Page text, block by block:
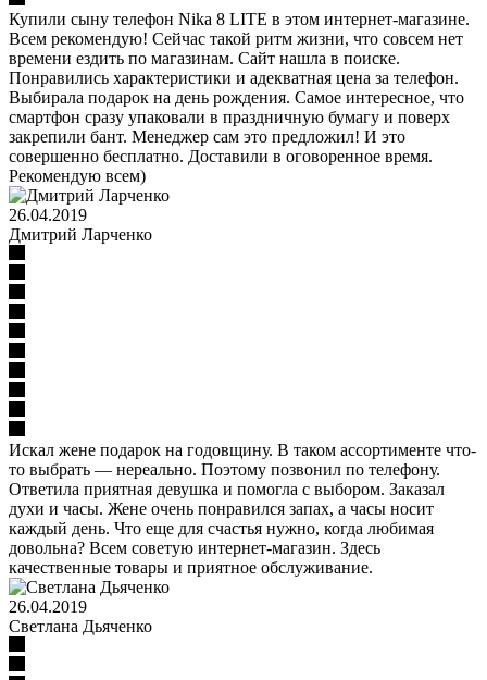
Купили сыну телефон Nika 8 LITE в этом интернет-магазине.
Всем рекомендую! Сейчас такой ритм жизни, что совсем нет
времени ездить по магазинам. Сайт нашла в поиске.
Понравились характеристики и адекватная цена за телефон.
Выбирала подарок на день рождения. Самое интересное, что
смартфон сразу упаковали в праздничную бумагу и поверх
закрепили бант. Менеджер сам это предложил! И это
совершенно бесплатно. Доставили в оговоренное время.
Рекомендую всем)
26.04.2019
Дмитрий Ларченко
Искал жене подарок на годовщину. В таком ассортименте что-
то выбрать — нереально. Поэтому позвонил по телефону.
Ответила приятная девушка и помогла с выбором. Заказал
духи и часы. Жене очень понравился запах, а часы носит
каждый день. Что еще для счастья нужно, когда любимая
довольна? Всем советую интернет-магазин. Здесь
качественные товары и приятное обслуживание.
26.04.2019
Светлана Дьяченко